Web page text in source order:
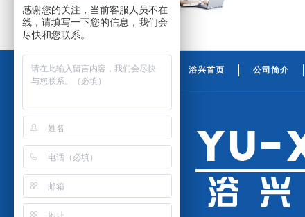
浴兴首页 公司简介
感谢您的关注，当前客服人员不在
线，请填写一下您的信息，我们会
尽快和您联系。